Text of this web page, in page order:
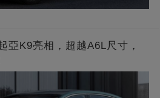
亞K9亮相，超越A6L尺寸，